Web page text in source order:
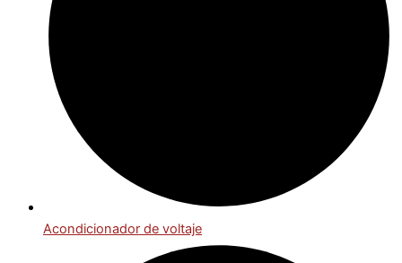
Acondicionador de voltaje